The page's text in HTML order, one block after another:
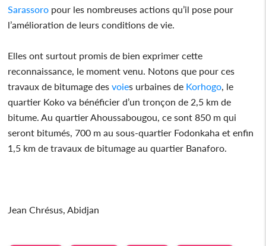
Sarassoro pour les nombreuses actions qu’il pose pour
l’amélioration de leurs conditions de vie.
Elles ont surtout promis de bien exprimer cette
reconnaissance, le moment venu. Notons que pour ces
travaux de bitumage desvoies urbaines de Korhogo, le
quartier Koko va bénéficier d’un tronçon de 2,5 km de
bitume. Au quartier Ahoussabougou, ce sont 850 m qui
seront bitumés, 700 m au sous-quartier Fodonkaha et enfin
1,5 km de travaux de bitumage au quartier Banaforo.
Jean Chrésus, Abidjan